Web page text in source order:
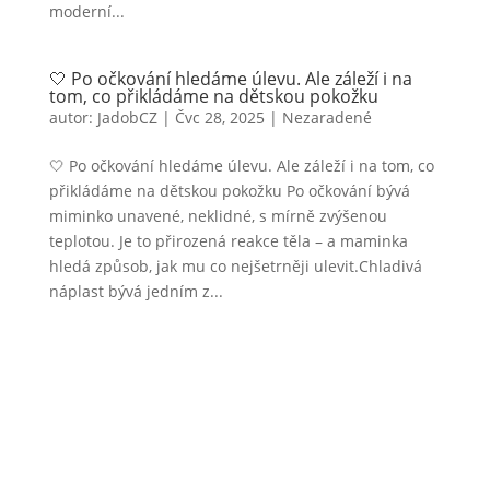
moderní...
🤍 Po očkování hledáme úlevu. Ale záleží i na
tom, co přikládáme na dětskou pokožku
autor: JadobCZ| Čvc 28, 2025 | Nezaradené
🤍 Po očkování hledáme úlevu. Ale záleží i na tom, co
přikládáme na dětskou pokožku Po očkování bývá
miminko unavené, neklidné, s mírně zvýšenou
teplotou. Je to přirozená reakce těla – a maminka
hledá způsob, jak mu co nejšetrněji ulevit.Chladivá
náplast bývá jedním z...